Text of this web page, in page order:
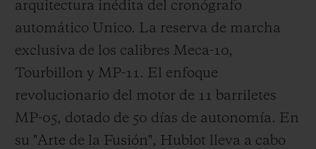
arquitectura inédita del cronógrafo
automático Unico. La reserva de marcha
exclusiva de los calibres Meca-10,
Tourbillon y MP-11. El enfoque
revolucionario del motor de 11 barriletes
MP-05, dotado de 50 días de autonomía. En
su "Arte de la Fusión", Hublot lleva a cabo